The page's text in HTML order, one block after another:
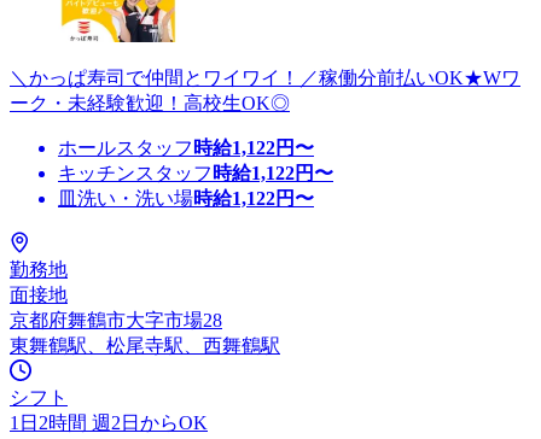
＼かっぱ寿司で仲間とワイワイ！／稼働分前払いOK★Wワ
ーク・未経験歓迎！高校生OK◎
ホールスタッフ 時給1,122円〜
キッチンスタッフ 時給1,122円〜
皿洗い・洗い場時給1,122円〜
勤務地
面接地
京都府舞鶴市大字市場28
東舞鶴駅、松尾寺駅、西舞鶴駅
シフト
1日2時間 週2日からOK